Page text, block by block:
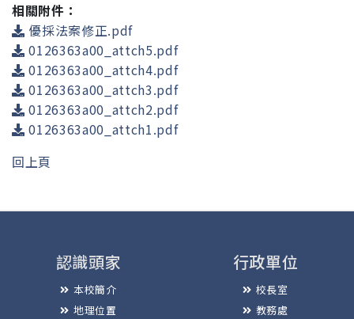
相關附件：
優採法案修正.pdf
0126363a00_attch5.pdf
0126363a00_attch4.pdf
0126363a00_attch3.pdf
0126363a00_attch2.pdf
0126363a00_attch1.pdf
回上頁
認識頭家
本校簡介
地理位置
行政單位
校長室
教務處